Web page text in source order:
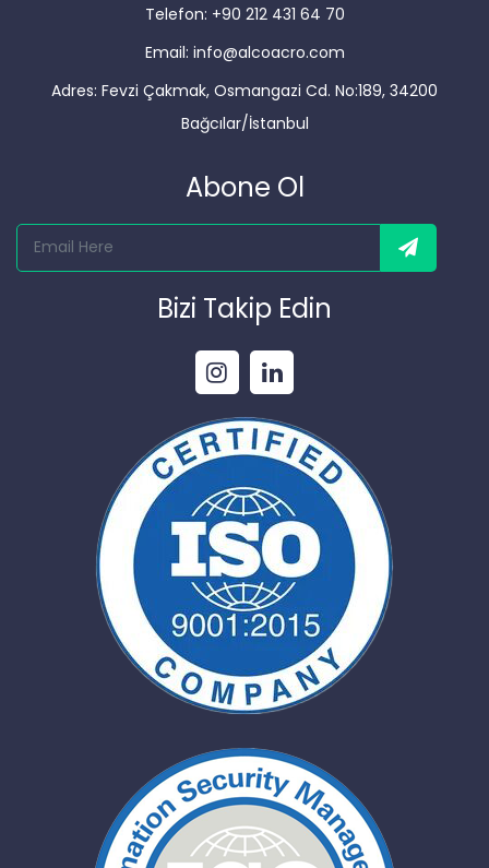
Telefon: +90 212 431 64 70
Email: info@alcoacro.com
Adres: Fevzi Çakmak, Osmangazi Cd. No:189, 34200
Bağcılar/İstanbul
Abone Ol
Bizi Takip Edin